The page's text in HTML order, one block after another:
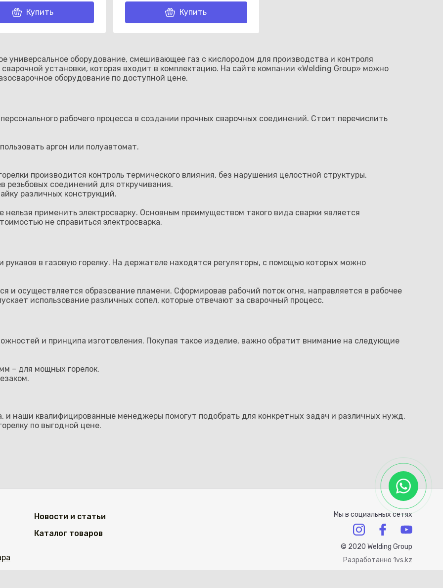
Купить Купить
универсальное оборудование, смешивающее газ с кислородом для производства и контроля
установки, которая входит в комплектацию. На сайте компании «Welding Group» можно
оборудование по доступной цене.
рабочего процесса в создании прочных сварочных соединений. Стоит перечислить
аргон или полуавтомат.
производится контроль термического влияния, без нарушения целостной структуры.
резьбовых соединений для откручивания.
различных конструкций.
нельзя применить электросварку. Основным преимуществом такого вида сварки является
не справиться электросварка.
рукавов в газовую горелку. На держателе находятся регуляторы, с помощью которых можно
и осуществляется образование пламени. Сформировав рабочий поток огня, направляется в рабочее
использование различных сопел, которые отвечают за сварочный процесс.
и принципа изготовления. Покупая такое изделие, важно обратит внимание на следующие
– для мощных горелок.
и наши квалифицированные менеджеры помогут подобрать для конкретных задач и различных нужд.
по выгодной цене.
Новости и статьи
Каталог товаров
Мы в социальных сетях
© 2020 Welding Group
Разработанно 1vs.kz